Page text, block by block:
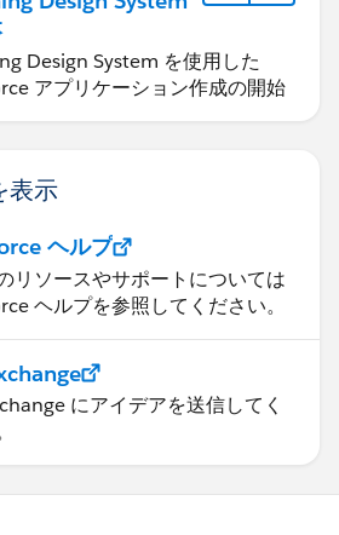
Design System を使用した
アプリケーション作成の開始
表示
ヘルプ
リソースやサポートについては
ヘルプを参照してください。
にアイデアを送信してく